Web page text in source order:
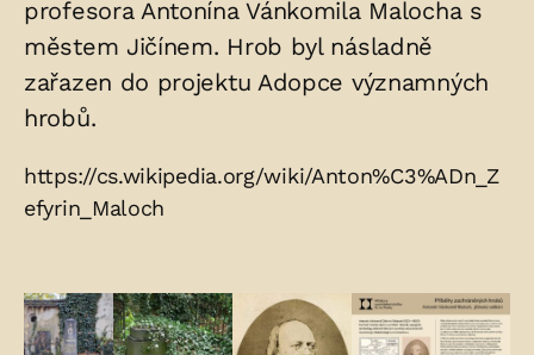
profesora Antonína Vánkomila Malocha s
městem Jičínem. Hrob byl násladně
zařazen do projektu Adopce významných
hrobů.
Zdroje:
https://cs.wikipedia.org/wiki/Anton%C3%ADn_Z
efyrin_Maloch
Fotogalerie: